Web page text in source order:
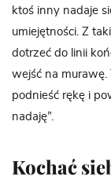
ktoś inny nadaje
umiejętności. Z
dotrzeć do linii
wejść na murawę.
podnieść rękę i
nadaję”.
Kochać